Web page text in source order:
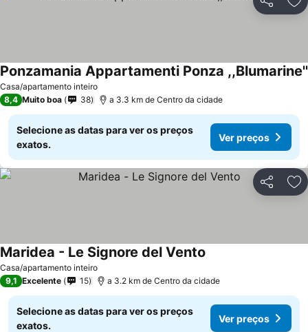
Partilhar
Casa/apartamento inteiro
Ponzamania Appartamenti Ponza ,,Blumarine''
8,4 Muito boa 38 a 3.3 km de Centro da cidade
Selecione as datas para ver os preços
exatos.
Ver preços
Partilhar
Casa/apartamento inteiro
Maridea - Le Signore del Vento
9,1 Excelente 15 a 3.2 km de Centro da cidade
Selecione as datas para ver os preços
exatos.
Ver preços